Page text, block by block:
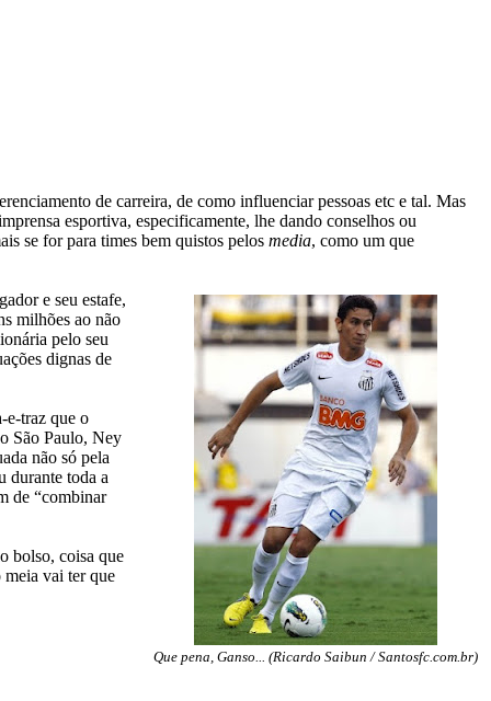
de carreira, de como influenciar pessoas etc e tal. Mas
esportiva, especificamente, lhe dando conselhos ou
se for para times bem quistos pelos media, como um que
Que pena, Ganso... (Ricardo Saibun / Santosfc.com.br)
e seu estafe,
milhões ao não
pelo seu
dignas de
e-traz que o
São Paulo, Ney
não só pela
durante toda a
de “combinar
bolso, coisa que
meia vai ter que